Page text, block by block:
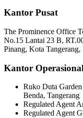
Kantor Pusat
The Prominence Office
No.15 Lantai 23 B,
Pinang, Kota
Kantor Operasional
Ruko Duta
Benda, Tangerang
Regulated Agent
Regulated Agent